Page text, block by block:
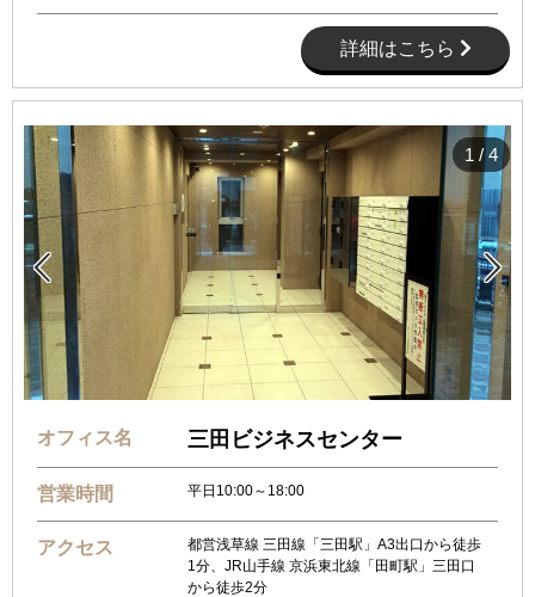
詳細はこちら
 
1 / 4
オフィス名 三田ビジネスセンター
営業時間 平日10:00～18:00
アクセス
都営浅草線 三田線「三田駅」A3出口から徒歩
1分、JR山手線 京浜東北線「田町駅」三田口
から徒歩2分